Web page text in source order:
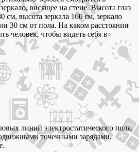
висящее на стене. Высота глаз
см, высота зеркала 160 см, зеркало
30 см от пола. На каком расстоянии
человек, чтобы видеть себя в
линий электростатического поля,
точечными зарядами,